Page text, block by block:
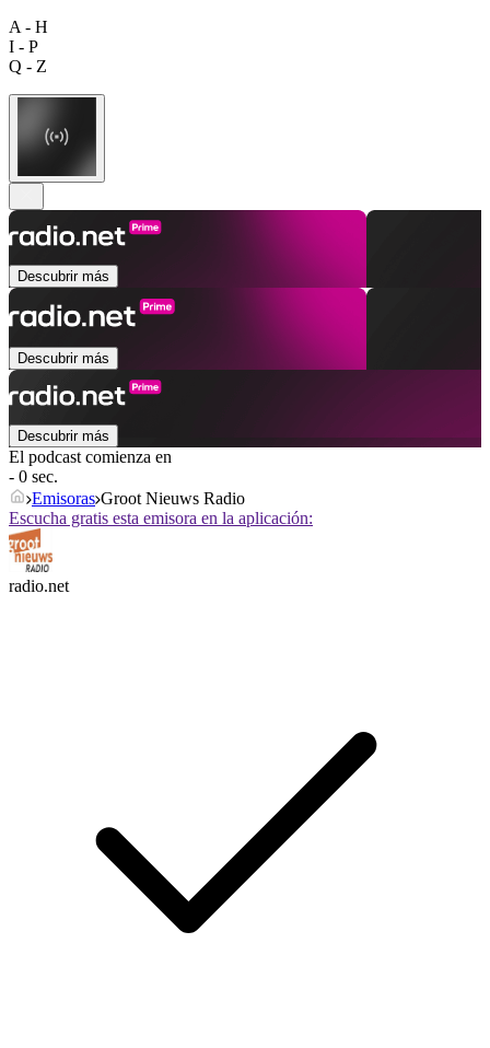
A - H
I - P
Q - Z
Descubrir más
Descubrir más
Descubrir más
El podcast comienza en
- 0 sec.
Emisoras Groot Nieuws Radio
Escucha gratis esta emisora en la aplicación:
radio.net